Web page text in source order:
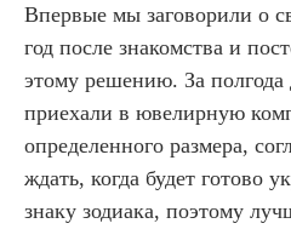
Впервые мы заговорили о
год после знакомства и
этому решению. За полгода
приехали в ювелирную
определенного размера,
ждать, когда будет готово
знаку зодиака, поэтому